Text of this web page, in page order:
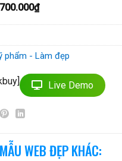
Giá
700.000₫Giá
hiện
tại
700.000₫.
phẩm - Làm đẹp
Live Demo
MẪU WEB ĐẸP KHÁC: